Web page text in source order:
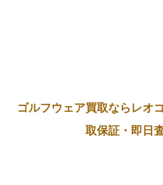
ゴルフウェア買取ならレオ
取保証・即日